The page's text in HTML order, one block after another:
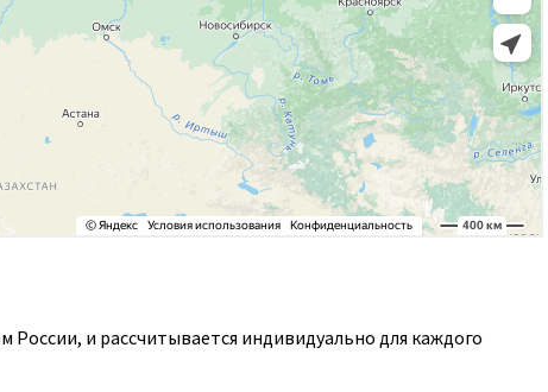
России, и рассчитывается индивидуально для каждого